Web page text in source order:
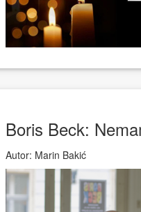
Boris Beck:
Autor: Marin Bakić